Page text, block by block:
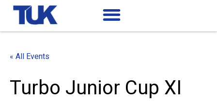
« All Events
Turbo Junior Cup XI